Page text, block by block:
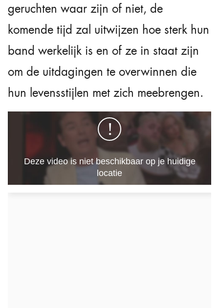
geruchten waar zijn of niet, de
komende tijd zal uitwijzen hoe sterk hun
band werkelijk is en of ze in staat zijn
om de uitdagingen te overwinnen die
hun levensstijlen met zich meebrengen.